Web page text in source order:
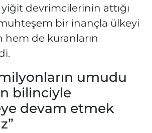
devrimcilerinin attığı
bir inançla ülkeyi
hem de kuranların
umudu
bilinciyle
devam etmek